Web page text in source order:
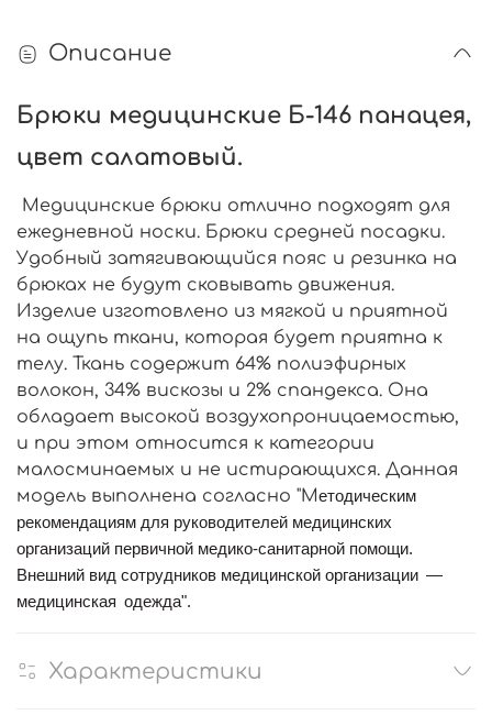
Описание
Брюки медицинские Б-146 панацея,
цвет салатовый.
Медицинские брюки отлично подходят для
ежедневной носки. Брюки средней посадки.
Удобный затягивающийся пояс и резинка на
брюках не будут сковывать движения.
Изделие изготовлено из мягкой и приятной
на ощупь ткани, которая будет приятна к
телу. Ткань содержит 64% полиэфирных
волокон, 34% вискозы и 2% спандекса. Она
обладает высокой воздухопроницаемостью,
и при этом относится к категории
малосминаемых и не истирающихся. Данная
модель выполнена согласно "Методическим
рекомендациям для руководителей медицинских
организаций первичной медико-санитарной помощи.
Внешний вид сотрудников медицинской организации —
медицинская одежда".
Характеристики